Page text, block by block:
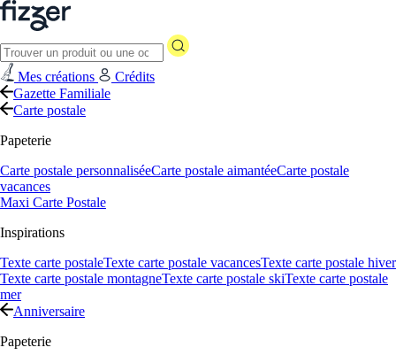
Mes créations
Crédits
Gazette Familiale
Carte postale
Papeterie
Carte postale personnaliséeCarte postale aimantéeCarte postale
vacances
Maxi Carte Postale
Inspirations
Texte carte postaleTexte carte postale vacancesTexte carte postale hiver
Texte carte postale montagneTexte carte postale skiTexte carte postale
mer
Anniversaire
Papeterie